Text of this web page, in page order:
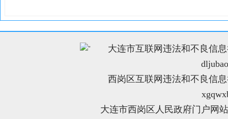
"
大连市互联网违法和不良信
西岗区互联网违法和不良信
大连市西岗区人民政府门户网